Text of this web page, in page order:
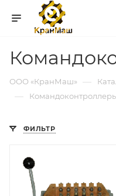
ООО «КранМаш» —
—
ФИЛЬТР